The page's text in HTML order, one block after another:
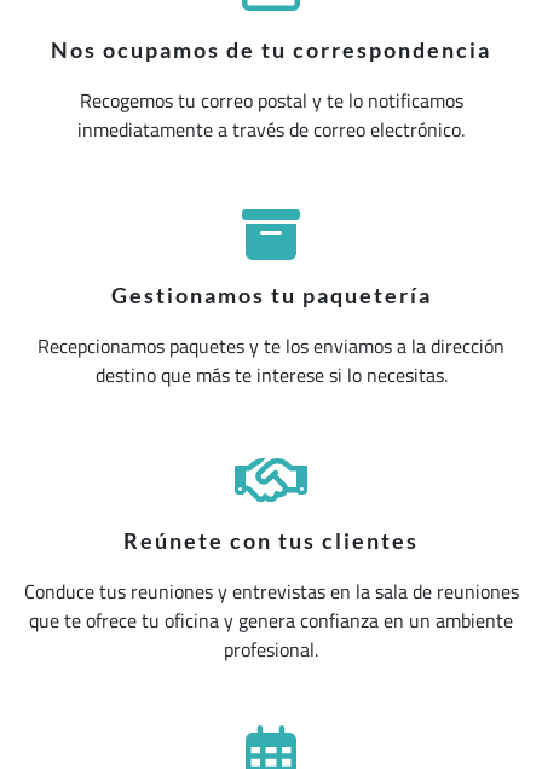
Nos ocupamos de tu correspondencia
Recogemos tu correo postal y te lo notificamos
inmediatamente a través de correo electrónico.
Gestionamos tu paquetería
Recepcionamos paquetes y te los enviamos a la dirección
destino que más te interese si lo necesitas.
Reúnete con tus clientes
Conduce tus reuniones y entrevistas en la sala de reuniones
que te ofrece tu oficina y genera confianza en un ambiente
profesional.